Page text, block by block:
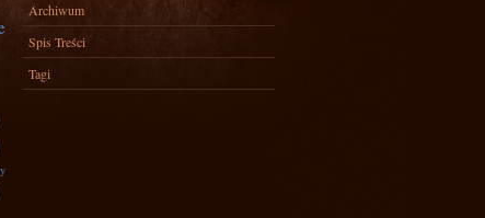
Archiwum
Spis Treści
Tagi